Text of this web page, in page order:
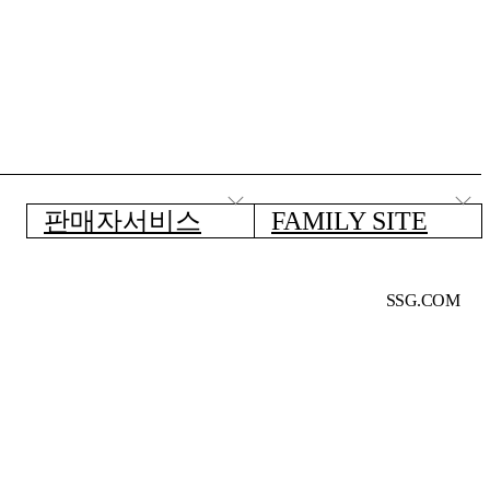
판매자서비스 FAMILY SITE
SSG.COM